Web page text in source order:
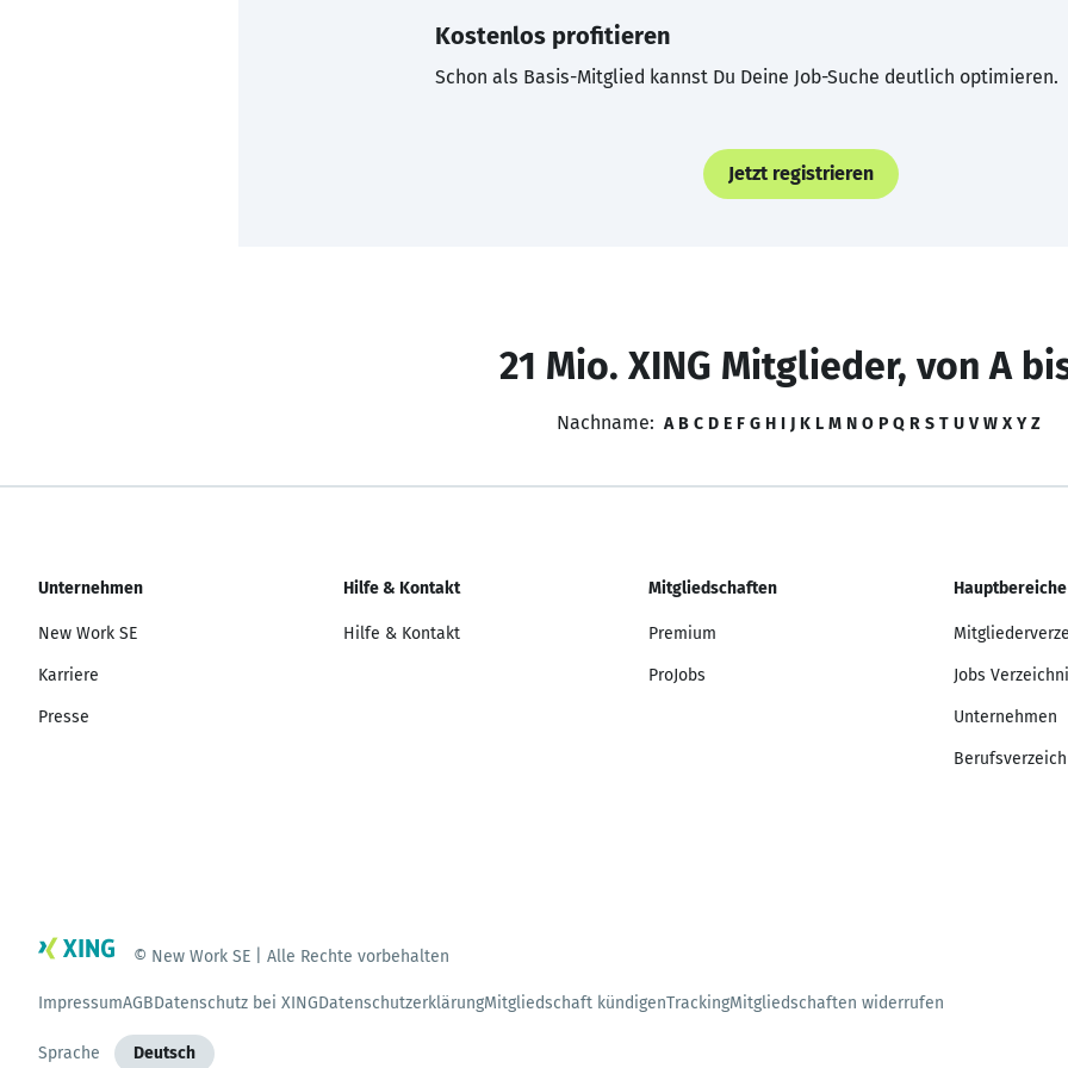
Kostenlos profitieren
Schon als Basis-Mitglied kannst Du Deine Job-Suche deutlich optimieren.
Jetzt registrieren
21 Mio. XING Mitglieder, von A
Nachname: A B C D E F G H I J K L M N O P Q R S T U V W X Y Z
Unternehmen
New Work SE
Karriere
Presse
Hilfe & Kontakt
Hilfe & Kontakt
Mitgliedschaften
Premium
ProJobs
Hauptbereiche
Jobs
Unternehmen
© New Work SE | Alle Rechte vorbehalten
ImpressumAGBDatenschutz bei XINGDatenschutzerklärungMitgliedschaft kündigenTrackingMitgliedschaften widerrufen
Sprache Deutsch